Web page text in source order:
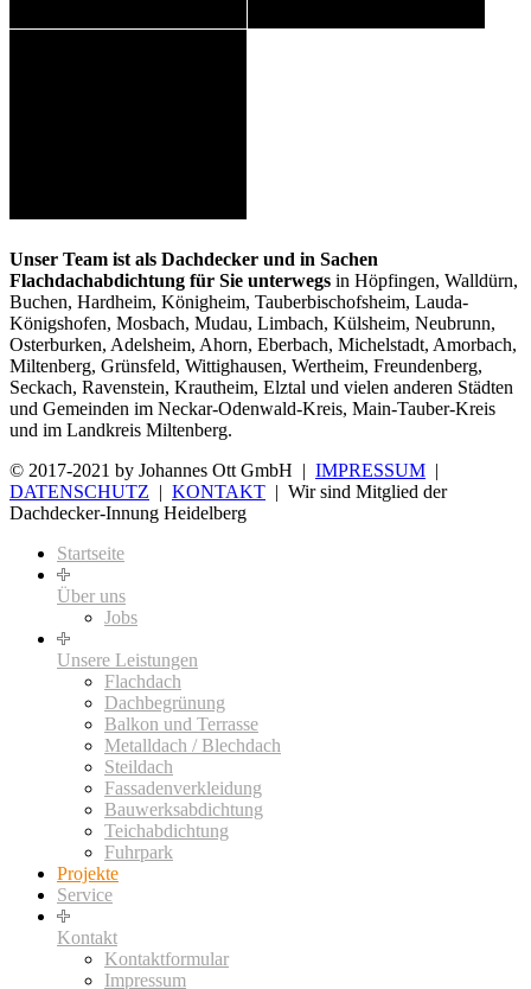
Unser Team ist als Dachdecker und in Sachen
Flachdachabdichtung für Sie unterwegs in Höpfingen, Walldürn,
Buchen, Hardheim, Königheim, Tauberbischofsheim, Lauda-
Königshofen, Mosbach, Mudau, Limbach, Külsheim, Neubrunn,
Osterburken, Adelsheim, Ahorn, Eberbach, Michelstadt, Amorbach,
Miltenberg, Grünsfeld, Wittighausen, Wertheim, Freundenberg,
Seckach, Ravenstein, Krautheim, Elztal und vielen anderen Städten
und Gemeinden im Neckar-Odenwald-Kreis, Main-Tauber-Kreis
und im Landkreis Miltenberg.
© 2017-2021 by Johannes Ott GmbH | IMPRESSUM |
DATENSCHUTZ | KONTAKT | Wir sind Mitglied der
Dachdecker-Innung Heidelberg
Startseite
Über uns
Jobs
Unsere Leistungen
Flachdach
Dachbegrünung
Balkon und Terrasse
Metalldach / Blechdach
Steildach
Fassadenverkleidung
Bauwerksabdichtung
Teichabdichtung
Fuhrpark
Projekte
Service
Kontakt
Kontaktformular
Impressum